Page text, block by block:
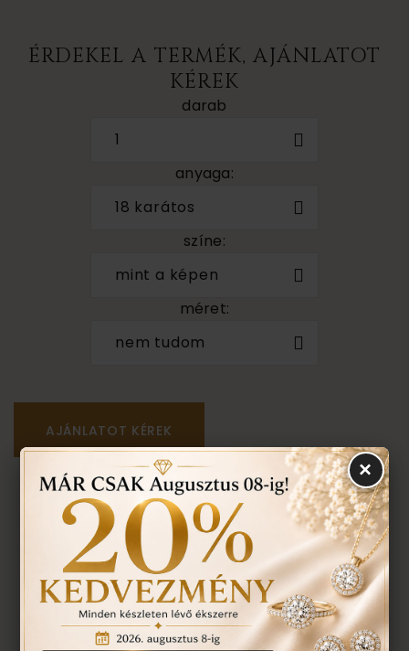
ÉRDEKEL A TERMÉK, AJÁNLATOT
KÉREK
darab
1
anyaga:
18 karátos
színe:
mint a képen
méret:
nem tudom
Személyes megtekintés a Budapest VII. kerület,
Király u. 1/b címen található üzletünkben történik.
VISSZA A TERMÉKEKHEZ
EGYEZTETÉS
×